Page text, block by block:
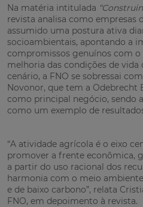
Na matéria intitulada
revista analisa como empresas
assumido uma postura ativa
socioambientais, apontando a
compromissos genuínos com
melhoria das condições de vida
cenário, a FNO se sobressai
Novonor, que tem a Odebrecht
como principal negócio, sendo
como um exemplo de
“A atividade agrícola é o eixo
promover a frente econômica,
a partir do uso racional dos
harmonia com o meio
e de baixo carbono”, relata
FNO, em depoimento à revista.